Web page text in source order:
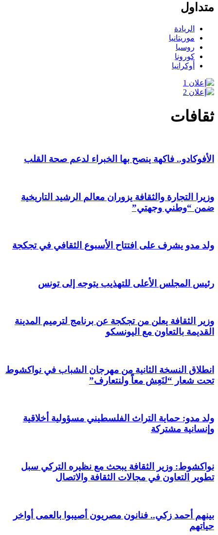
متداول
الريادة
موريتانيا
روسيا
كورونا
أوكرانيا
ثقافات
الأفوكادو.. فاكهة ينصح بها الخبراء لدعم صحة القلب
وزيرا التجارة والثقافة يزوران معالم الرشيد التاريخية
ضمن “وطني وجهتي”
ولد مدو يشرف على افتتاح الأسبوع الثقافي في تجكجة
رئيس المجلس الأعلى للتهذيب يتوجه إلى تونس
وزير الثقافة يعلن من تجكجة عن برنامج لترميم المدينة
القديمة بالتعاون مع اليونسكو
انطلاق النسخة الثانية من مهرجان الشباب في نواكشوط
تحت شعار “لنَعِش معاً ولنتعارف”
ولد مدو: حماية التراث الفلسطيني مسؤولية أخلاقية
وإنسانية مشتركة
نواكشوط: وزير الثقافة يبحث مع نظيره التركي سبل
تطوير التعاون في مجالات الثقافة والاتصال
بينهم أحمد زكي.. فنانون مصريون أصيبوا بالعمى أواخر
حياتهم